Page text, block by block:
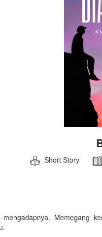
Short Story
mengadapnya. Memegang